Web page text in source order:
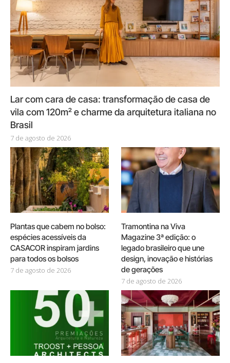
Lar com cara de casa: transformação de casa de
vila com 120m² e charme da arquitetura italiana no
Brasil
7 de agosto de 2026
Plantas que cabem no bolso:
espécies acessíveis da
CASACOR inspiram jardins
para todos os bolsos
7 de agosto de 2026
Tramontina na Viva
Magazine 3ª edição: o
legado brasileiro que une
design, inovação e histórias
de gerações
7 de agosto de 2026